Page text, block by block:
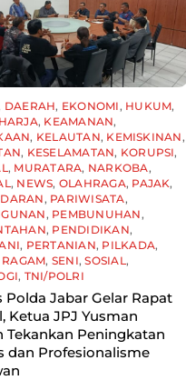
DAERAH, EKONOMI , HUKUM,
, KEAMANAN,
, KELAUTAN, KEMISKINAN ,
, KESELAMATAN, KORUPSI,
, MURATARA, NARKOBA,
, NEWS, OLAHRAGA, PAJAK,
, PARIWISATA,
, PEMBUNUHAN ,
, PENDIDIKAN,
, PERTANIAN, PILKADA,
RAGAM, SENI,SOSIAL ,
, TNI/POLRI
Polda Jabar Gelar Rapat
Ketua JPJ Yusman
Tekankan Peningkatan
dan Profesionalisme